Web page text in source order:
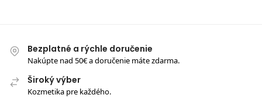
Bezplatné a rýchle doručenie
Nakúpte nad 50€ a doručenie máte zdarma.
Široký výber
Kozmetika pre každého.